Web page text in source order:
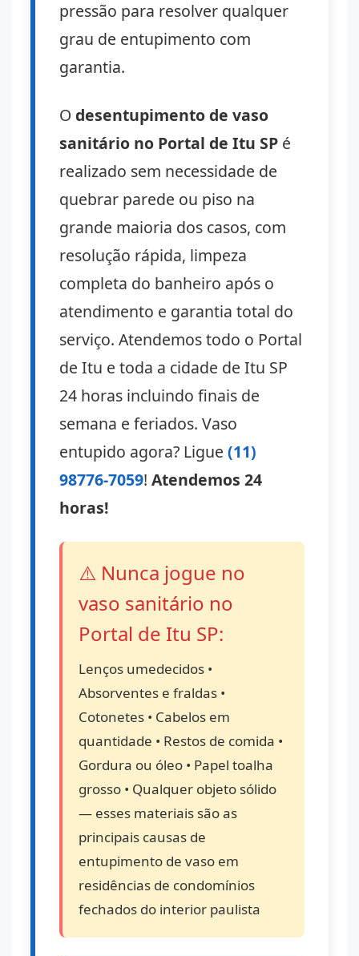
pressão para resolver qualquer
grau de entupimento com
garantia.
O desentupimento de vaso
sanitário no Portal de Itu SP é
realizado sem necessidade de
quebrar parede ou piso na
grande maioria dos casos, com
resolução rápida, limpeza
completa do banheiro após o
atendimento e garantia total do
serviço. Atendemos todo o Portal
de Itu e toda a cidade de Itu SP
24 horas incluindo finais de
semana e feriados. Vaso
entupido agora? Ligue(11)
98776-7059!Atendemos 24
horas!
⚠️ Nunca jogue no
vaso sanitário no
Portal de Itu SP:
Lenços umedecidos •
Absorventes e fraldas •
Cotonetes • Cabelos em
quantidade • Restos de comida •
Gordura ou óleo • Papel toalha
grosso • Qualquer objeto sólido
— esses materiais são as
principais causas de
entupimento de vaso em
residências de condomínios
fechados do interior paulista